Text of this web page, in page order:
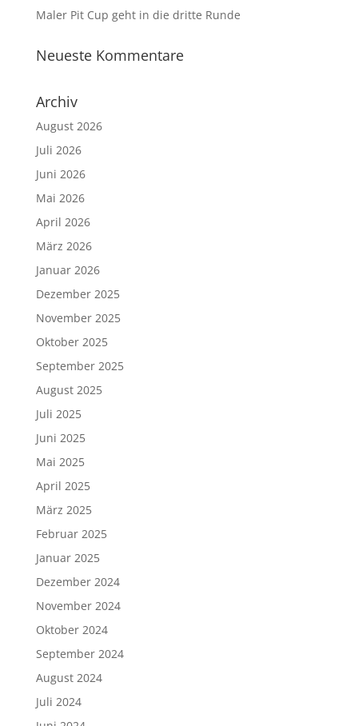
Maler Pit Cup geht in die dritte Runde
Neueste Kommentare
Archiv
August 2026
Juli 2026
Juni 2026
Mai 2026
April 2026
März 2026
Januar 2026
Dezember 2025
November 2025
Oktober 2025
September 2025
August 2025
Juli 2025
Juni 2025
Mai 2025
April 2025
März 2025
Februar 2025
Januar 2025
Dezember 2024
November 2024
Oktober 2024
September 2024
August 2024
Juli 2024